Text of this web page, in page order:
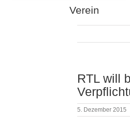
Verein
RTL will
5. Dezember 2015